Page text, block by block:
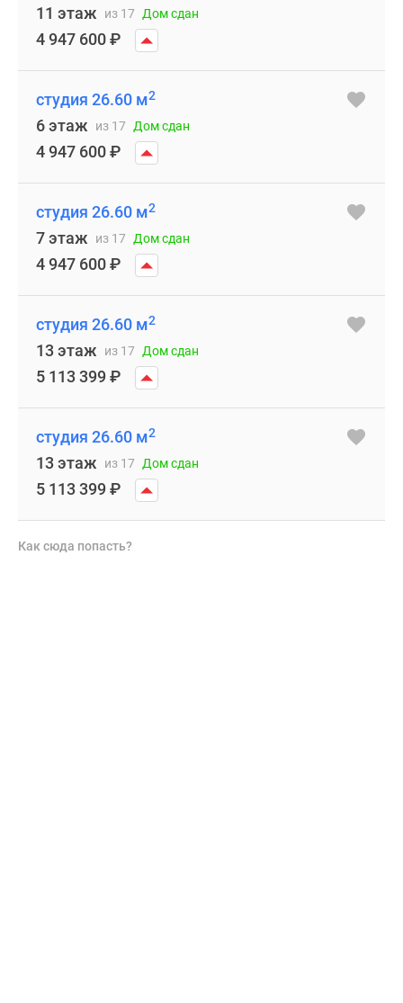
11 этаж из 17 Дом сдан
4 947 600₽
студия 26.60 м2
6 этаж из 17 Дом сдан
4 947 600₽
студия 26.60 м2
7 этаж из 17 Дом сдан
4 947 600₽
студия 26.60 м2
13 этаж из 17 Дом сдан
5 113 399₽
студия 26.60 м2
13 этаж из 17 Дом сдан
5 113 399₽
Как сюда попасть?